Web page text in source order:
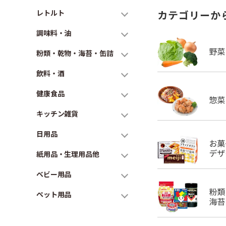
レトルト
調味料・油
粉類・乾物・海苔・缶詰
飲料・酒
健康食品
キッチン雑貨
日用品
紙用品・生理用品他
ベビー用品
ペット用品
カテゴリーか